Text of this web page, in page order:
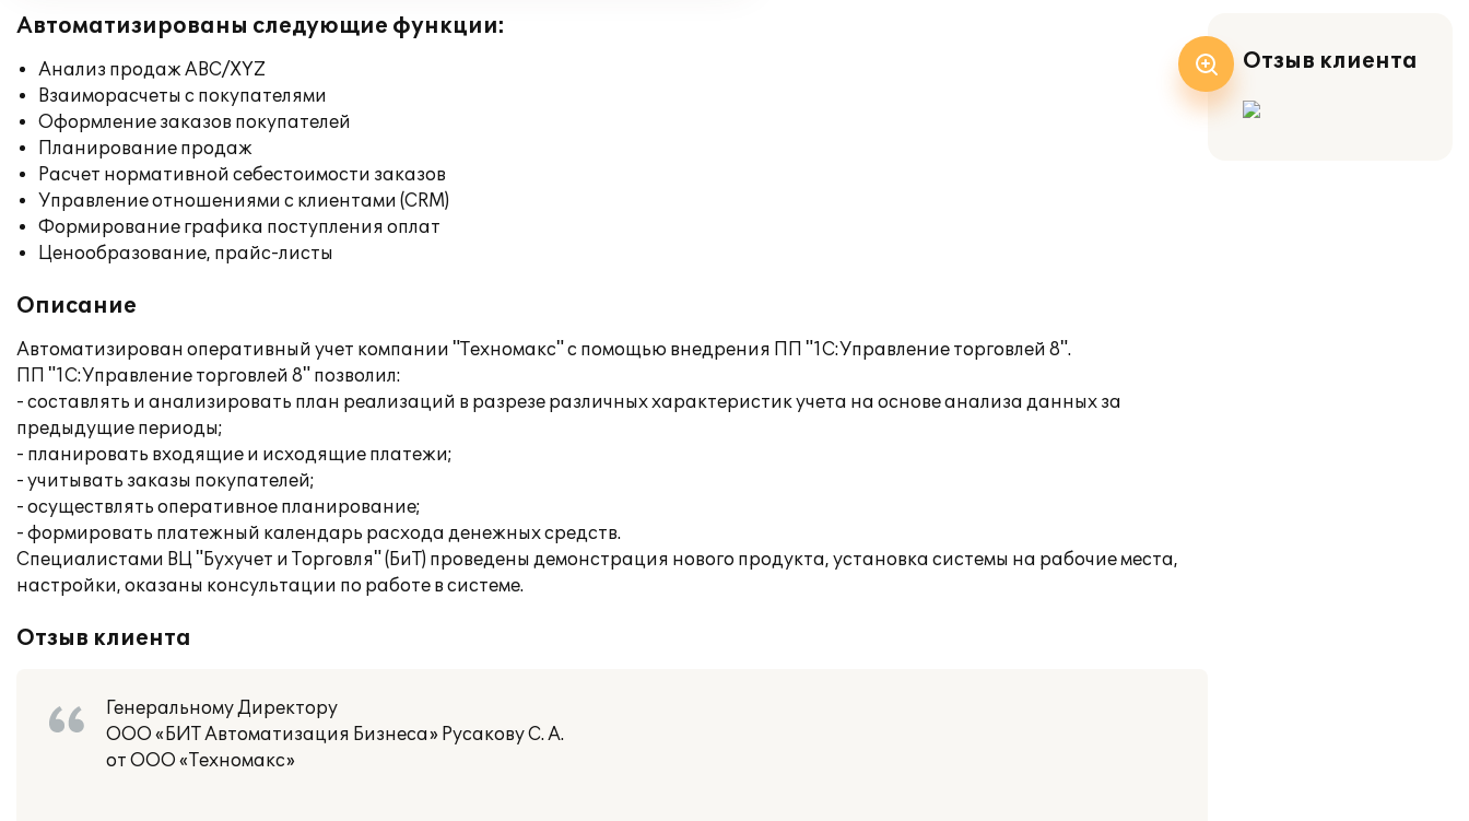
Автоматизированы следующие функции:
Анализ продаж ABC/XYZ
Взаиморасчеты с покупателями
Оформление заказов покупателей
Планирование продаж
Расчет нормативной себестоимости заказов
Управление отношениями с клиентами (CRM)
Формирование графика поступления оплат
Ценообразование, прайс-листы
Описание
Автоматизирован оперативный учет компании "Техномакс" с помощью внедрения ПП "1С:Управление торговлей 8".
ПП "1С:Управление торговлей 8" позволил:
- составлять и анализировать план реализаций в разрезе различных характеристик учета на основе анализа данных за
предыдущие периоды;
- планировать входящие и исходящие платежи;
- учитывать заказы покупателей;
- осуществлять оперативное планирование;
- формировать платежный календарь расхода денежных средств.
Специалистами ВЦ "Бухучет и Торговля" (БиТ) проведены демонстрация нового продукта, установка системы на рабочие места,
настройки, оказаны консультации по работе в системе.
Отзыв клиента
Генеральному Директору
ООО «БИТ Автоматизация Бизнеса» Русакову С. А.
от ООО «Техномакс»
Отзыв клиента